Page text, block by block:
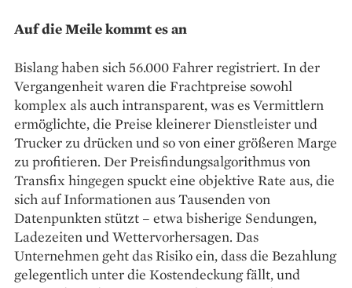
Auf die Meile kommt es an
Bislang haben sich 56.000 Fahrer registriert. In der
Vergangenheit waren die Frachtpreise sowohl
komplex als auch intransparent, was es Vermittlern
ermöglichte, die Preise kleinerer Dienstleister und
Trucker zu drücken und so von einer größeren Marge
zu profitieren. Der Preisfindungsalgorithmus von
Transfix hingegen spuckt eine objektive Rate aus, die
sich auf Informationen aus Tausenden von
Datenpunkten stützt – etwa bisherige Sendungen,
Ladezeiten und Wettervorhersagen. Das
Unternehmen geht das Risiko ein, dass die Bezahlung
gelegentlich unter die Kostendeckung fällt, und